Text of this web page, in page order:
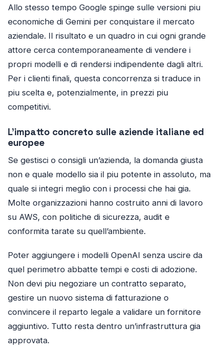
Allo stesso tempo Google spinge sulle versioni piu
economiche di Gemini per conquistare il mercato
aziendale. Il risultato e un quadro in cui ogni grande
attore cerca contemporaneamente di vendere i
propri modelli e di rendersi indipendente dagli altri.
Per i clienti finali, questa concorrenza si traduce in
piu scelta e, potenzialmente, in prezzi piu
competitivi.
L’impatto concreto sulle aziende italiane ed
europee
Se gestisci o consigli un’azienda, la domanda giusta
non e quale modello sia il piu potente in assoluto, ma
quale si integri meglio con i processi che hai gia.
Molte organizzazioni hanno costruito anni di lavoro
su AWS, con politiche di sicurezza, audit e
conformita tarate su quell’ambiente.
Poter aggiungere i modelli OpenAI senza uscire da
quel perimetro abbatte tempi e costi di adozione.
Non devi piu negoziare un contratto separato,
gestire un nuovo sistema di fatturazione o
convincere il reparto legale a validare un fornitore
aggiuntivo. Tutto resta dentro un’infrastruttura gia
approvata.